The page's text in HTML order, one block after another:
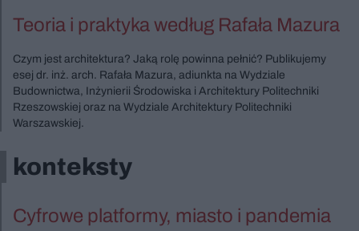
Teoria i praktyka według Rafała Mazura
Czym jest architektura? Jaką rolę powinna pełnić? Publikujemy
esej dr. inż. arch. Rafała Mazura, adiunkta na Wydziale
Budownictwa, Inżynierii Środowiska i Architektury Politechniki
Rzeszowskiej oraz na Wydziale Architektury Politechniki
Warszawskiej.
konteksty
Cyfrowe platformy, miasto i pandemia